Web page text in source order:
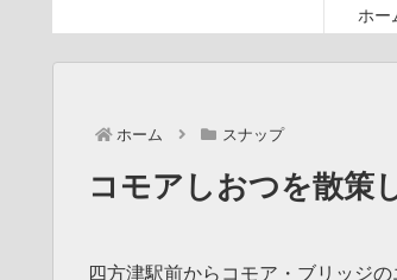
ホー
ホーム スナップ
コモアしおつを散策
四方津駅前からコモア・ブリッジ